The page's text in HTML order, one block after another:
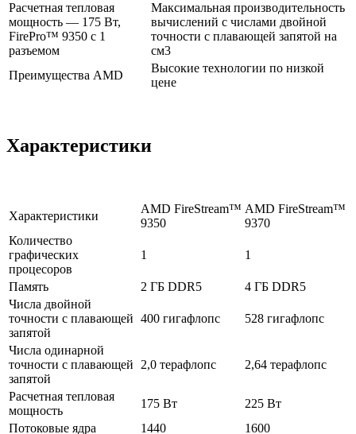
Расчетная тепловая
мощность — 175 Вт,
FirePro™ 9350 с 1
разъемом
Максимальная производительность
вычислений с числами двойной
точности с плавающей запятой на
см3
Преимущества AMD
Высокие технологии по низкой
цене
Характеристики
Характеристики
AMD FireStream™
9350
AMD FireStream™
9370
Количество
графических
процесоров
1 1
Память 2 ГБ DDR5
4 ГБ DDR5
Числа двойной
точности с плавающей
запятой
400 гигафлопс 528 гигафлопс
Числа одинарной
точности с плавающей
запятой
2,0 терафлопс 2,64 терафлопс
Расчетная тепловая
мощность
175 Вт
225 Вт
Потоковые ядра
1440
1600